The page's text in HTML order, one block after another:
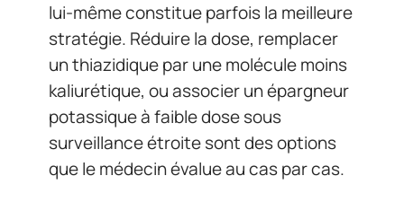
lui-même constitue parfois la meilleure
stratégie. Réduire la dose, remplacer
un thiazidique par une molécule moins
kaliurétique, ou associer un épargneur
potassique à faible dose sous
surveillance étroite sont des options
que le médecin évalue au cas par cas.